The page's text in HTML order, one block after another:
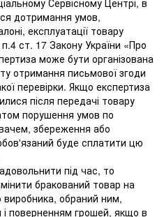
дотримання умов,
експлуатації товару
ст. 17 Закону України «Про
може бути організована
отримання письмової згоди
перевірки. Якщо експертиза
після передачі товару
порушення умов по
збереження або
буде сплатити цю
під час, то
бракований товар на
виробника, обраний ним,
і поверненням грошей, якщо в